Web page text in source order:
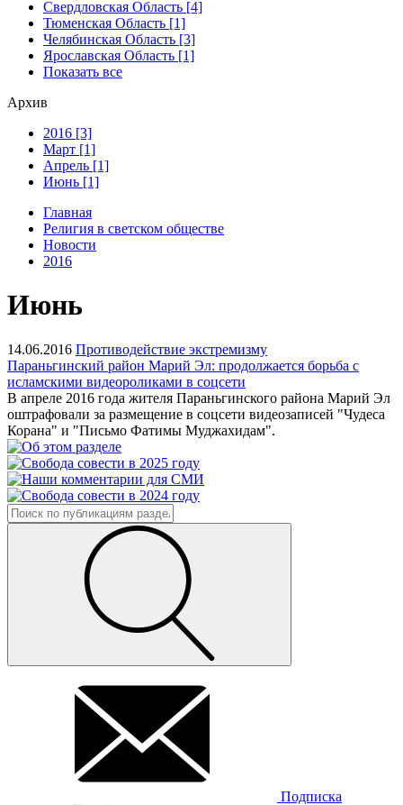
Свердловская Область [4]
Тюменская Область [1]
Челябинская Область [3]
Ярославская Область [1]
Показать все
Архив
2016 [3]
Март [1]
Апрель [1]
Июнь [1]
Главная
Религия в светском обществе
Новости
2016
Июнь
14.06.2016 Противодействие экстремизму
Параньгинский район Марий Эл: продолжается борьба с
исламскими видеороликами в соцсети
В апреле 2016 года жителя Параньгинского района Марий Эл
оштрафовали за размещение в соцсети видеозаписей "Чудеса
Корана" и "Письмо Фатимы Муджахидам".
Подписка